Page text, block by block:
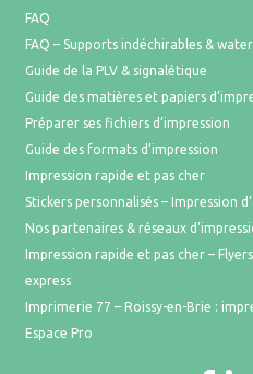
FAQ
FAQ – Supports indéchirables &
Guide de la PLV & signalétique
Guide des matières et papiers
Préparer ses fichiers d’impression
Guide des formats d’impression
Impression rapide et pas cher
Stickers personnalisés – Impression
Nos partenaires & réseaux
Impression rapide et pas cher –
express
Imprimerie 77 – Roissy-en-Brie :
Espace Pro